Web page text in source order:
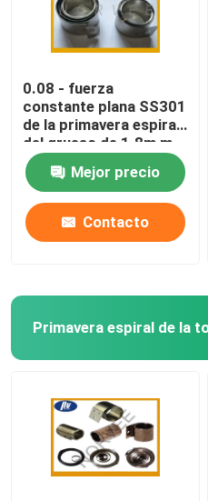
0.08 - fuerza
constante plana SS301
de la primavera espiral
del grueso de 1.8m m
para los muebles
Mejor precio
Contacto
Primavera espiral de la